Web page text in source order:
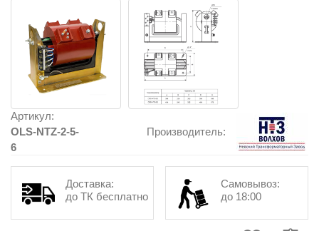
Артикул:
OLS-NTZ-2-5-
6
Производитель:
Доставка:
до ТК бесплатно
Самовывоз:
до 18:00